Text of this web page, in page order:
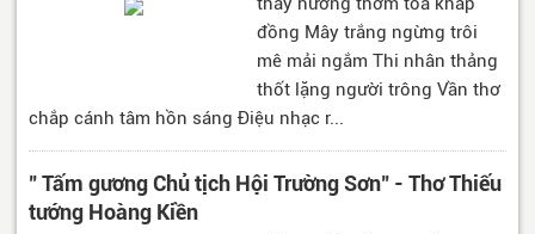
đồng Mây trắng ngừng trôi
mê mải ngắm Thi nhân thảng
thốt lặng người trông Vần thơ
chắp cánh tâm hồn sáng Điệu nhạc r...
" Tấm gương Chủ tịch Hội Trường Sơn" - Thơ Thiếu
tướng Hoàng Kiền